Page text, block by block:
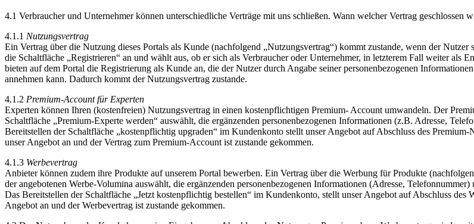
4.1 Verbraucher und Unternehmer können unterschiedliche Verträge mit uns schließen. Wann welcher Vertrag geschlossen
4.1.1 Nutzungsvertrag
Ein Vertrag über die Nutzung dieses Portals als Kunde (nachfolgend „Nutzungsvertrag“) kommt zustande, wenn der
die Schaltfläche „Registrieren“ an und wählt aus, ob er sich als Verbraucher oder Unternehmer, in letzterem Fall weiter als
bieten auf dem Portal die Registrierung als Kunde an, die der Nutzer durch Angabe seiner personenbezogenen
annehmen kann. Dadurch kommt der Nutzungsvertrag zustande.
4.1.2 Premium-Account für Experten
Experten können Ihren (kostenfreien) Nutzungsvertrag in einen kostenpflichtigen Premium- Account umwandeln. Der
Schaltfläche „Premium-Experte werden“ auswählt, die ergänzenden personenbezogenen Informationen (z.B. Adresse,
Bereitstellen der Schaltfläche „kostenpflichtig upgraden“ im Kundenkonto stellt unser Angebot auf Abschluss des
unser Angebot an und der Vertrag zum Premium-Account ist zustande gekommen.
4.1.3 Werbevertrag
Anbieter können zudem ihre Produkte auf unserem Portal bewerben. Ein Vertrag über die Werbung für Produkte
der angebotenen Werbe-Volumina auswählt, die ergänzenden personenbezogenen Informationen (Adresse,
Das Bereitstellen der Schaltfläche „Jetzt kostenpflichtig bestellen“ im Kundenkonto, stellt unser Angebot auf Abschluss
Angebot an und der Werbevertrag ist zustande gekommen.